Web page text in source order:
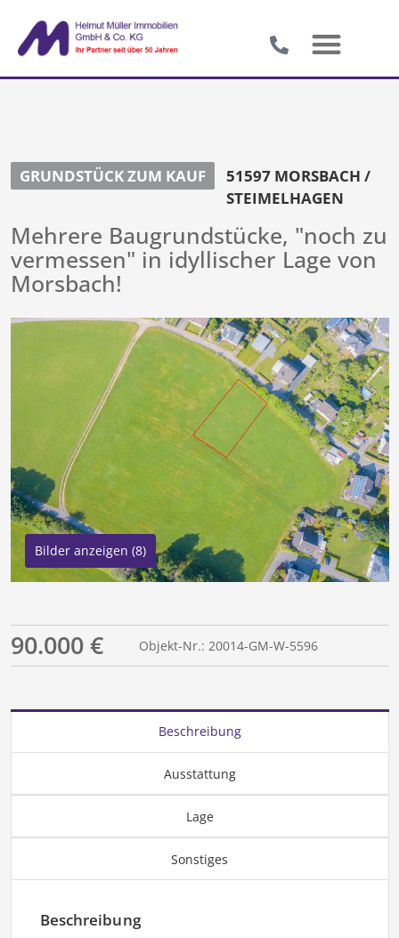
GRUNDSTÜCK ZUM KAUF
51597 MORSBACH /
STEIMELHAGEN
Mehrere Baugrundstücke, "noch zu
vermessen" in idyllischer Lage von
Morsbach!
Bilder anzeigen (8)
90.000 € Objekt-Nr.: 20014-GM-W-5596
Beschreibung
Ausstattung
Lage
Sonstiges
Beschreibung